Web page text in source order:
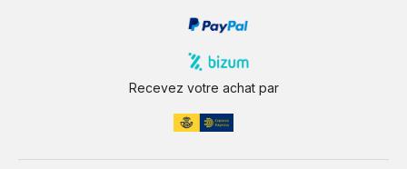
Recevez votre achat par